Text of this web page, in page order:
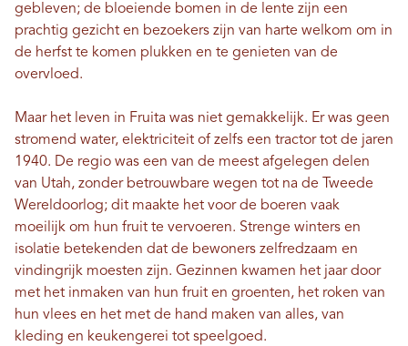
gebleven; de bloeiende bomen in de lente zijn een
prachtig gezicht en bezoekers zijn van harte welkom om in
de herfst te komen plukken en te genieten van de
overvloed.
Maar het leven in Fruita was niet gemakkelijk. Er was geen
stromend water, elektriciteit of zelfs een tractor tot de jaren
1940. De regio was een van de meest afgelegen delen
van Utah, zonder betrouwbare wegen tot na de Tweede
Wereldoorlog; dit maakte het voor de boeren vaak
moeilijk om hun fruit te vervoeren. Strenge winters en
isolatie betekenden dat de bewoners zelfredzaam en
vindingrijk moesten zijn. Gezinnen kwamen het jaar door
met het inmaken van hun fruit en groenten, het roken van
hun vlees en het met de hand maken van alles, van
kleding en keukengerei tot speelgoed.